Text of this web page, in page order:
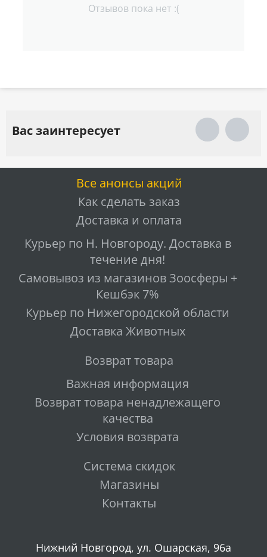
Отзывов пока нет :(
Вас заинтересует
Все анонсы акций
Как сделать заказ
Доставка и оплата
Курьер по Н. Новгороду. Доставка в
течение дня!
Самовывоз из магазинов Зоосферы +
Кешбэк 7%
Курьер по Нижегородской области
Доставка Животных
Возврат товара
Важная информация
Возврат товара ненадлежащего
качества
Условия возврата
Система скидок
Магазины
Контакты
Нижний Новгород, ул. Ошарская, 96а